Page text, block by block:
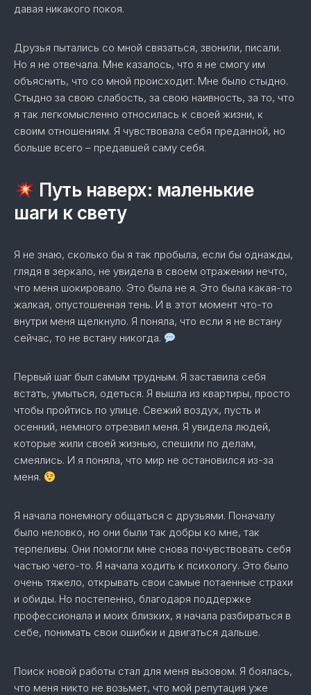
давая никакого покоя.
Друзья пытались со мной связаться, звонили, писали.
Но я не отвечала. Мне казалось, что я не смогу им
объяснить, что со мной происходит. Мне было стыдно.
Стыдно за свою слабость, за свою наивность, за то, что
я так легкомысленно относилась к своей жизни, к
своим отношениям. Я чувствовала себя преданной, но
больше всего – предавшей саму себя.
Путь наверх: маленькие
шаги к свету
Я не знаю, сколько бы я так пробыла, если бы однажды,
глядя в зеркало, не увидела в своем отражении нечто,
что меня шокировало. Это была не я. Это была какая-то
жалкая, опустошенная тень. И в этот момент что-то
внутри меня щелкнуло. Я поняла, что если я не встану
сейчас, то не встану никогда.
Первый шаг был самым трудным. Я заставила себя
встать, умыться, одеться. Я вышла из квартиры, просто
чтобы пройтись по улице. Свежий воздух, пусть и
осенний, немного отрезвил меня. Я увидела людей,
которые жили своей жизнью, спешили по делам,
смеялись. И я поняла, что мир не остановился из-за
меня.
Я начала понемногу общаться с друзьями. Поначалу
было неловко, но они были так добры ко мне, так
терпеливы. Они помогли мне снова почувствовать себя
частью чего-то. Я начала ходить к психологу. Это было
очень тяжело, открывать свои самые потаенные страхи
и обиды. Но постепенно, благодаря поддержке
профессионала и моих близких, я начала разбираться в
себе, понимать свои ошибки и двигаться дальше.
Поиск новой работы стал для меня вызовом. Я боялась,
что меня никто не возьмет, что мой репутация уже